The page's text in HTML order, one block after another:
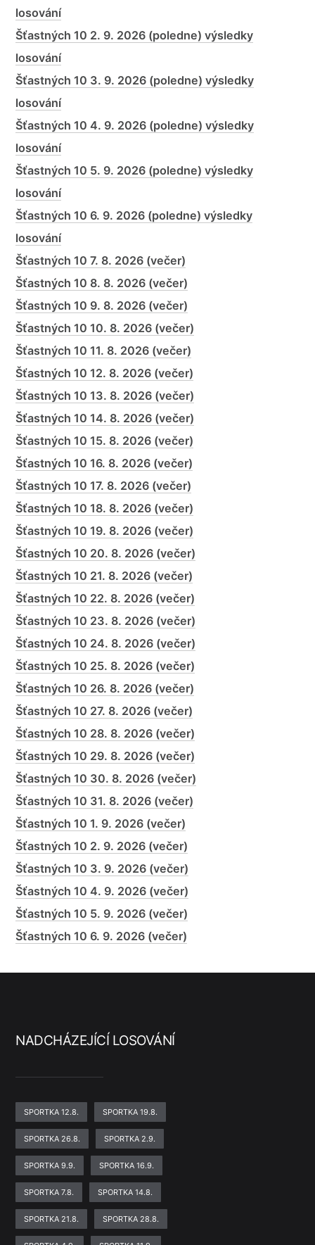
losování
Šťastných 10 2. 9. 2026 (poledne) výsledky
losování
Šťastných 10 3. 9. 2026 (poledne) výsledky
losování
Šťastných 10 4. 9. 2026 (poledne) výsledky
losování
Šťastných 10 5. 9. 2026 (poledne) výsledky
losování
Šťastných 10 6. 9. 2026 (poledne) výsledky
losování
Šťastných 10 7. 8. 2026 (večer)
Šťastných 10 8. 8. 2026 (večer)
Šťastných 10 9. 8. 2026 (večer)
Šťastných 10 10. 8. 2026 (večer)
Šťastných 10 11. 8. 2026 (večer)
Šťastných 10 12. 8. 2026 (večer)
Šťastných 10 13. 8. 2026 (večer)
Šťastných 10 14. 8. 2026 (večer)
Šťastných 10 15. 8. 2026 (večer)
Šťastných 10 16. 8. 2026 (večer)
Šťastných 10 17. 8. 2026 (večer)
Šťastných 10 18. 8. 2026 (večer)
Šťastných 10 19. 8. 2026 (večer)
Šťastných 10 20. 8. 2026 (večer)
Šťastných 10 21. 8. 2026 (večer)
Šťastných 10 22. 8. 2026 (večer)
Šťastných 10 23. 8. 2026 (večer)
Šťastných 10 24. 8. 2026 (večer)
Šťastných 10 25. 8. 2026 (večer)
Šťastných 10 26. 8. 2026 (večer)
Šťastných 10 27. 8. 2026 (večer)
Šťastných 10 28. 8. 2026 (večer)
Šťastných 10 29. 8. 2026 (večer)
Šťastných 10 30. 8. 2026 (večer)
Šťastných 10 31. 8. 2026 (večer)
Šťastných 10 1. 9. 2026 (večer)
Šťastných 10 2. 9. 2026 (večer)
Šťastných 10 3. 9. 2026 (večer)
Šťastných 10 4. 9. 2026 (večer)
Šťastných 10 5. 9. 2026 (večer)
Šťastných 10 6. 9. 2026 (večer)
NADCHÁZEJÍCÍ LOSOVÁNÍ
SPORTKA 12.8. SPORTKA 19.8.
SPORTKA 26.8. SPORTKA 2.9.
SPORTKA 9.9. SPORTKA 16.9.
SPORTKA 7.8. SPORTKA 14.8.
SPORTKA 21.8. SPORTKA 28.8.